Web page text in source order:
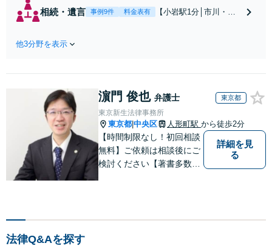
回避、裁判提起前
の和解、子の認知
離婚に関するお悩
みは、お気軽にご
ディア出演】【早
朝・夜間対応可】
相続・遺言 事例9件 料金表有
【小岩駅1分│市川・船
【江戸川区内出張サー
しい地域の皆さまも、
気兼ねなくお問い合わ
せください【メディア
出演】【早朝・夜間・
休日対応可】
他3分野を表示
濵門 俊也 弁護士 東京都
東京新生法律事務所
東京都 中央区 人形町駅 から徒歩2分
【時間制限なし！初回相談
無料】ご依頼は相談後にご
検討ください【著書多数】
詳細を見
る
法律Q&Aを探す